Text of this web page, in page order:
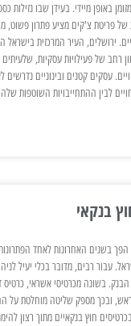
באופן מיידי. בעידן שבו נזילות
של פריטת צ'קים מציע פתרון פשוט,
ירושלים, העיר המרכזית
רחב של פעילויות עסקיות,
עסקים קטנים ובינוניים
לבין ההתחייבויות השוטפות
בנקאי
הפך בשנים האחרונות לאחד
עבור רבים, מדובר בכלי יעיל
בשונה מכרטיסי אשראי,
ובכך מספק שליטה מוחלטת על
חוץ בנקאיים מתוך רצון